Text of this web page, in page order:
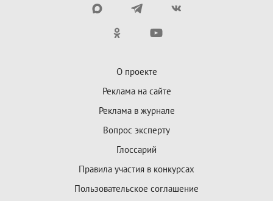
О проекте
Реклама на сайте
Реклама в журнале
Вопрос эксперту
Глоссарий
Правила участия в конкурсах
Пользовательское соглашение